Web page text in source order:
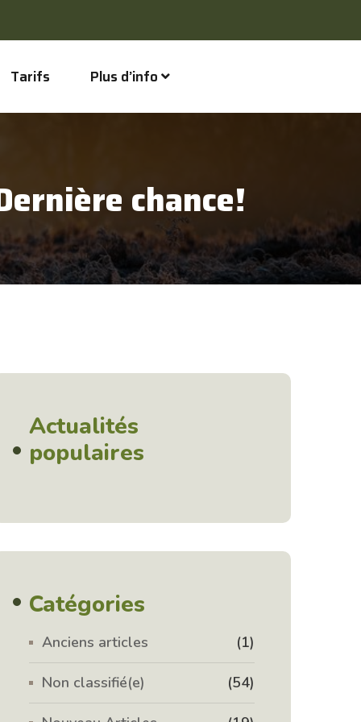
Tarifs Plus d’info
chance!
Actualités
populaires
Catégories
Anciens articles (1)
Non classifié(e) (54)